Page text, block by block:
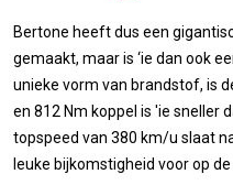
Bertone heeft dus een
gemaakt, maar is ‘ie dan ook
unieke vorm van brandstof, is
en 812 Nm koppel is 'ie sneller
topspeed van 380 km/u slaat
leuke bijkomstigheid voor op